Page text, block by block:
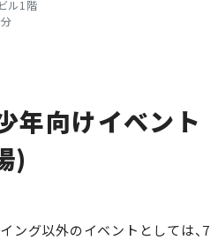
ル1階
年向けイベント
)
ング以外のイベントとしては、7